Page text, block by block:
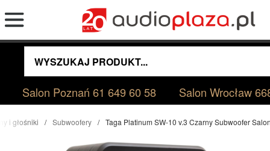
Salon Poznań61 649 60 58 Salon Wrocław
i głośniki Subwoofery Taga Platinum SW-10 v.3 Czarny Subwoofer